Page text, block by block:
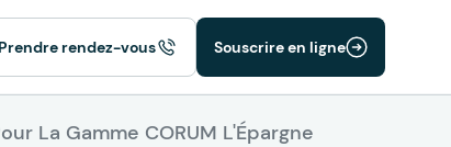
La Gamme CORUM L'Épargne
Prendre rendez-vous Souscrire en ligne